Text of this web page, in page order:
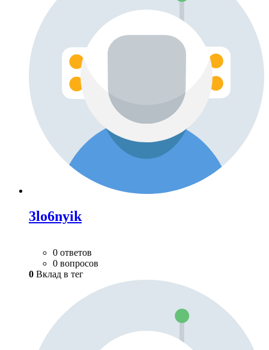
3lo6nyik
0 ответов
0 вопросов
0 Вклад в тег